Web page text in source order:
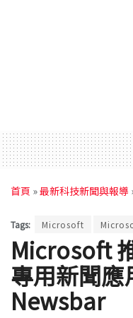
首頁 »最新科技新聞與報導
Tags: Microsoft
Microsoft
專用新聞
Newsbar